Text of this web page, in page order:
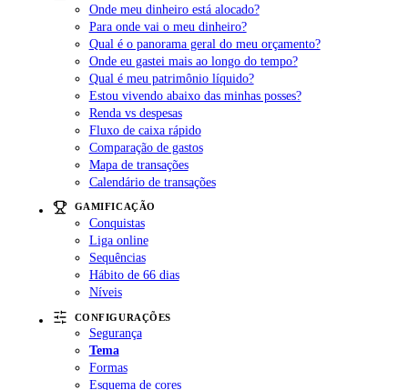
Onde meu dinheiro está alocado?
Para onde vai o meu dinheiro?
Qual é o panorama geral do meu orçamento?
Onde eu gastei mais ao longo do tempo?
Qual é meu patrimônio líquido?
Estou vivendo abaixo das minhas posses?
Renda vs despesas
Fluxo de caixa rápido
Comparação de gastos
Mapa de transações
Calendário de transações
GAMIFICAÇÃO
Conquistas
Liga online
Sequências
Hábito de 66 dias
Níveis
CONFIGURAÇÕES
Segurança
Tema
Formas
Esquema de cores